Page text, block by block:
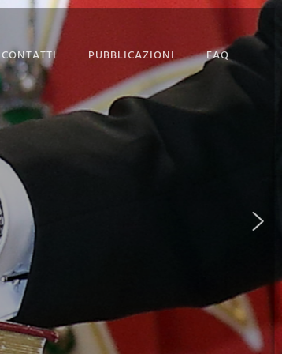
CONTATTI
SEDE MAGISTRALE
AMMISSIONE
PUBBLICAZIONI FAQ